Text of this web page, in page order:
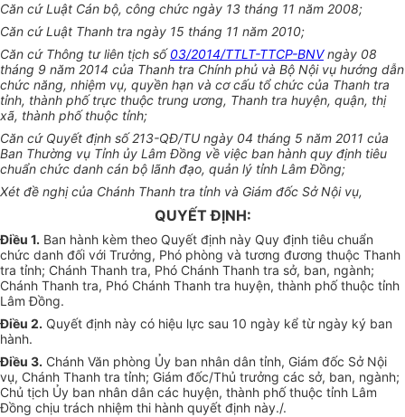
Căn cứ Luật Cán bộ, công chức ngày 13 tháng 11 năm 2008;
Căn cứ Luật Thanh tra ngày 15 tháng 11 năm 2010;
Căn cứ Thông tư liên tịch số03/2014/TTLT-TTCP-BNVngày 08
tháng 9 năm 2014 của Thanh tra Chính phủ và Bộ Nội vụ hướng dẫn
chức năng, nhiệm vụ, quyền hạn và cơ cấu tổ chức của Thanh tra
tỉnh, thành phố trực thuộc trung ương, Thanh tra huyện, quận, thị
xã, thành phố thuộc tỉnh;
Căn cứ Quyết định số 213-QĐ/TU ngày 04 tháng 5 năm 2011 của
Ban Thường vụ Tỉnh ủy Lâm Đồng về việc ban hành quy định tiêu
chuẩn chức danh cán bộ lãnh đạo, quản lý tỉnh Lâm Đồng;
Xét đề nghị của Chánh Thanh tra tỉnh và Giám đốc Sở Nội vụ,
QUYẾT ĐỊNH:
Điều 1. Ban hành kèm theo Quyết định này Quy định tiêu chuẩn
chức danh đối với Trưởng, Phó phòng và tương đương thuộc Thanh
tra tỉnh; Chánh Thanh tra, Phó Chánh Thanh tra sở, ban, ngành;
Chánh Thanh tra, Phó Chánh Thanh tra huyện, thành phố thuộc tỉnh
Lâm Đồng.
Điều 2. Quyết định này có hiệu lực sau 10 ngày kể từ ngày ký ban
hành.
Điều 3. Chánh Văn phòng Ủy ban nhân dân tỉnh, Giám đốc Sở Nội
vụ, Chánh Thanh tra tỉnh; Giám đốc/Thủ trưởng các sở, ban, ngành;
Chủ tịch Ủy ban nhân dân các huyện, thành phố thuộc tỉnh Lâm
Đồng chịu trách nhiệm thi hành quyết định này./.